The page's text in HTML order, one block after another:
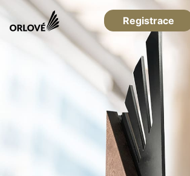
Registrace